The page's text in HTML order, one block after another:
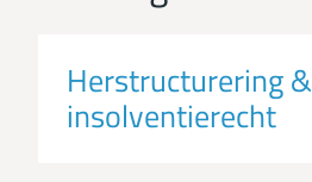
Herstructurering &
insolventierecht